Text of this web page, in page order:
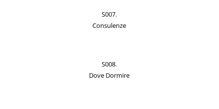
S007.
Consulenze
S008.
Dove Dormire